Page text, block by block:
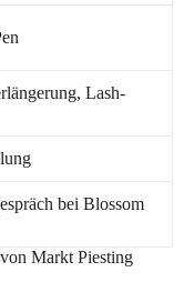
Lash-
bei Blossom
Markt Piesting